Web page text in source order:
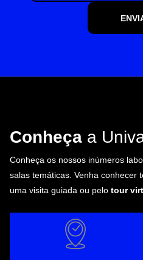
Conheça a
Conheça os nossos inúmeros
salas temáticas. Venha conhecer
uma visita guiada ou pelo tour